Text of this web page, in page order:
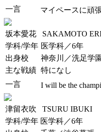
一言
マイペースに頑
坂本愛花
SAKAMOTO
学科/学年 医学科／6年
出身校
神奈川／洗足学園
主な戦績 特になし
一言
I will be the
津留衣吹
TSURU IBUKI
学科/学年 医学科／6年